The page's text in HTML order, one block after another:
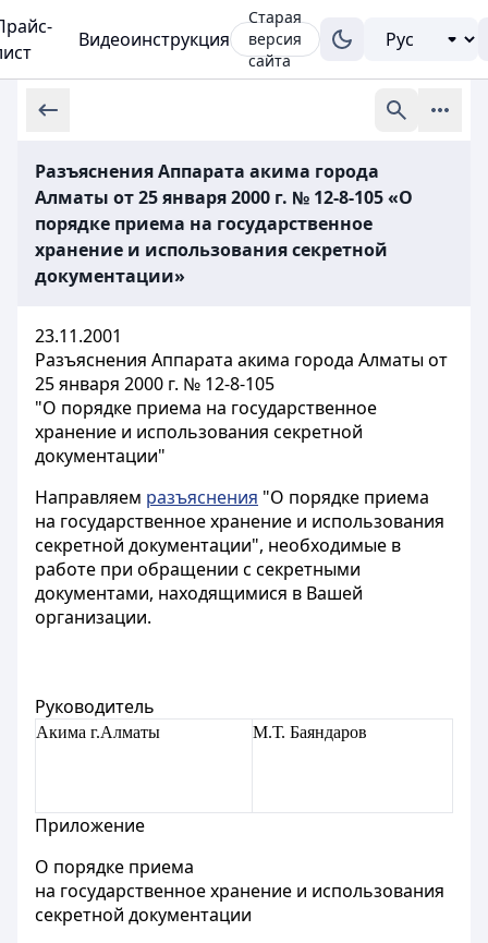
Видеоинструкция
Старая
версия
сайта
Разъяснения Аппарата акима города
Алматы от 25 января 2000 г. № 12-8-105 «О
порядке приема на государственное
хранение и использования секретной
документации»
23.11.2001
Разъяснения Аппарата акима города Алматы от
25 января 2000 г. № 12-8-105
"О порядке приема на государственное
хранение и использования секретной
документации"
Направляем разъяснения "О порядке приема
на государственное хранение и использования
секретной документации", необходимые в
работе при обращении с секретными
документами, находящимися в Вашей
организации.
Руководитель
Акима г.Алматы М.Т. Баяндаров
Приложение
О порядке приема
на государственное хранение и использования
секретной документации